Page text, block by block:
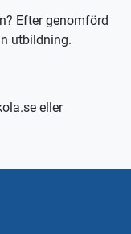
Efter genomförd
utbildning.
eller